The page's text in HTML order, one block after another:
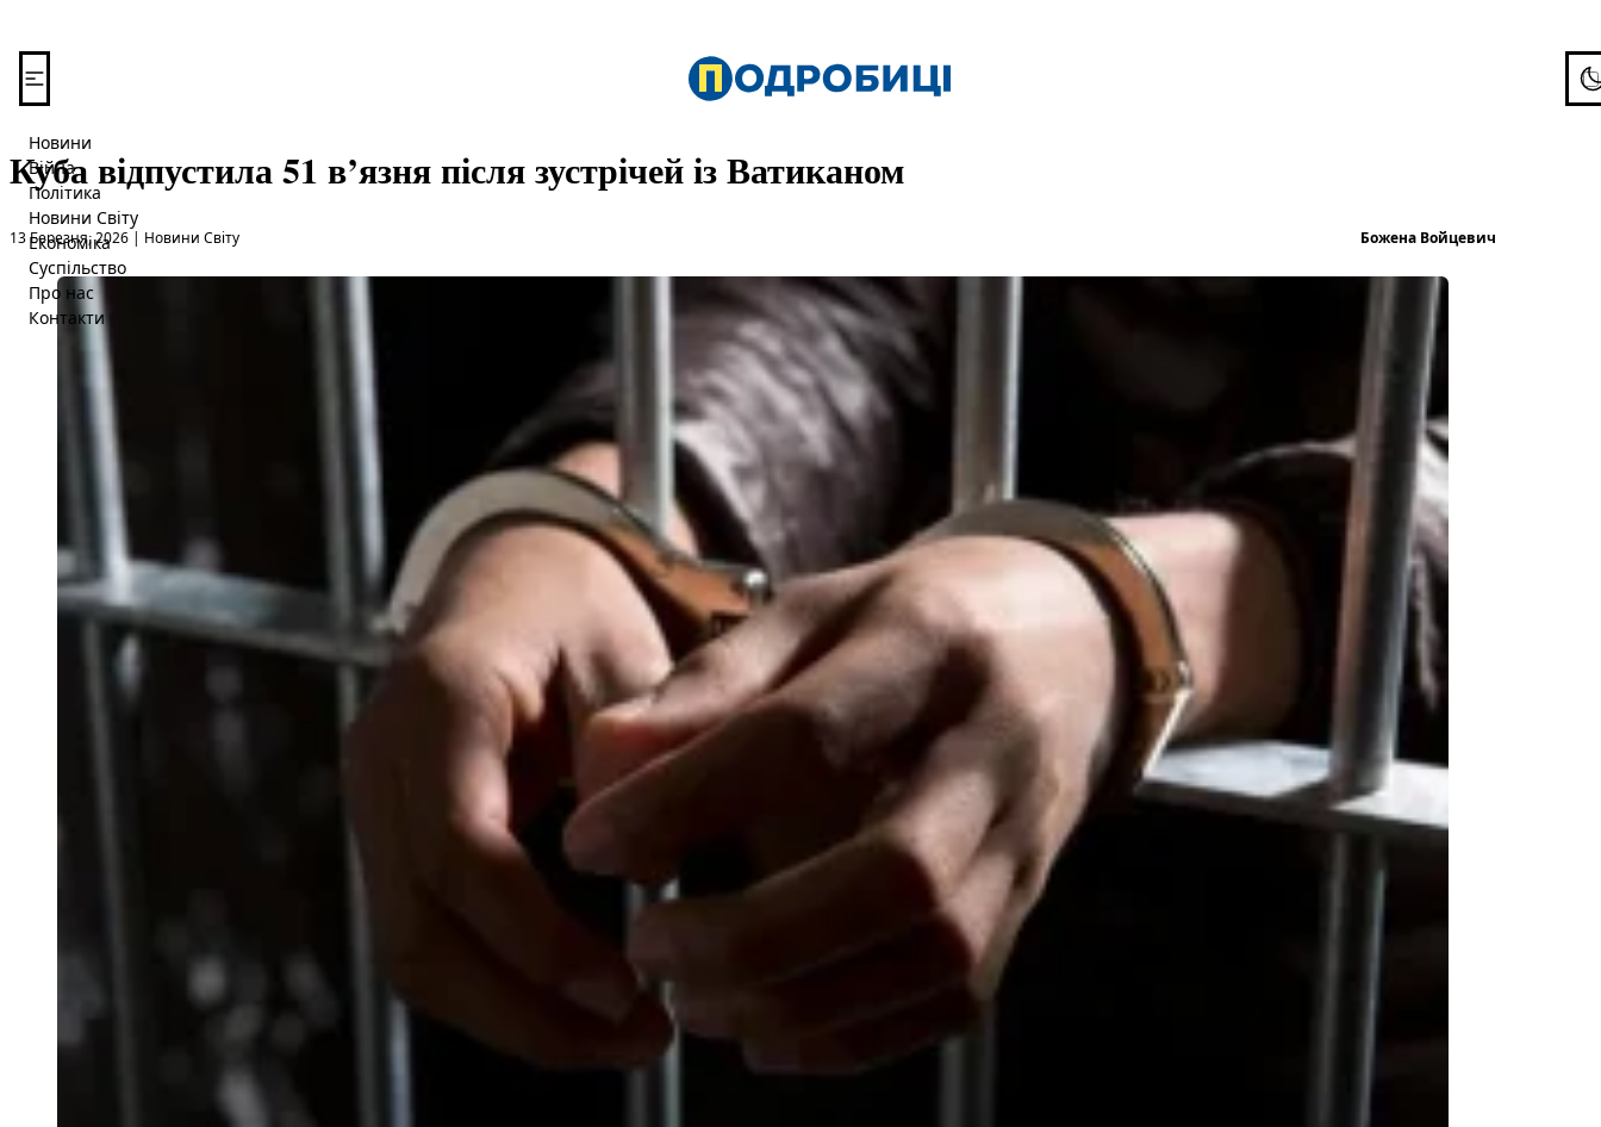
Новини
Війна
Політика
Новини Світу
Економіка
Суспільство
Про нас
Контакти
Куба відпустила 51 в’язня після зустрічей із Ватиканом
13 Березня, 2026 |
Опубліковано вНовини Світу Божена Войцевич